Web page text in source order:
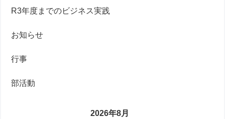
R3年度までのビジネス実践
お知らせ
行事
部活動
2026年8月